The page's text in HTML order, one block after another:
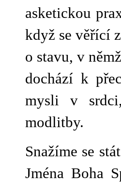
asketickou
když se věřící
o stavu, v
dochází k
mysli v
modlitby.
Snažíme se
Jména Boha